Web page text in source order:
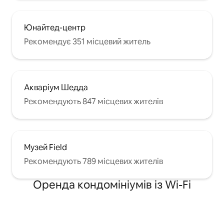
Юнайтед-центр
Рекомендує 351 місцевий житель
Акваріум Шедда
Рекомендують 847 місцевих жителів
Музей Field
Рекомендують 789 місцевих жителів
Оренда кондомініумів із Wi-Fi